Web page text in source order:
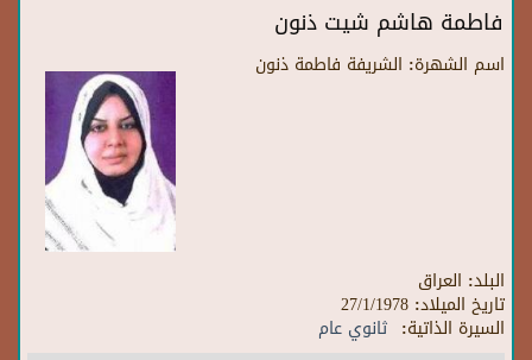
فاطمة هاشم شيت ذنون
اسم الشهرة: الشريفة فاطمة ذنون
البلد: العراق
تاريخ الميلاد: 27/1/1978
السيرة الذاتية: ثانوي عام